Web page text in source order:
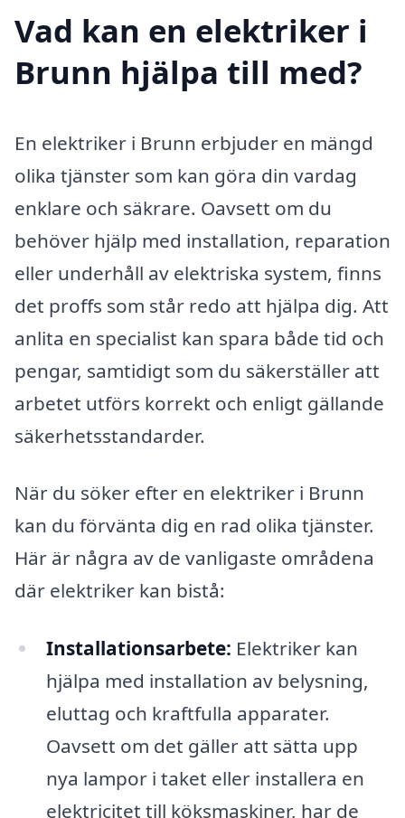
Vad kan en elektriker i
Brunn hjälpa till med?
En elektriker i Brunn erbjuder en mängd
olika tjänster som kan göra din vardag
enklare och säkrare. Oavsett om du
behöver hjälp med installation, reparation
eller underhåll av elektriska system, finns
det proffs som står redo att hjälpa dig. Att
anlita en specialist kan spara både tid och
pengar, samtidigt som du säkerställer att
arbetet utförs korrekt och enligt gällande
säkerhetsstandarder.
När du söker efter en elektriker i Brunn
kan du förvänta dig en rad olika tjänster.
Här är några av de vanligaste områdena
där elektriker kan bistå:
Installationsarbete: Elektriker kan
hjälpa med installation av belysning,
eluttag och kraftfulla apparater.
Oavsett om det gäller att sätta upp
nya lampor i taket eller installera en
elektricitet till köksmaskiner, har de